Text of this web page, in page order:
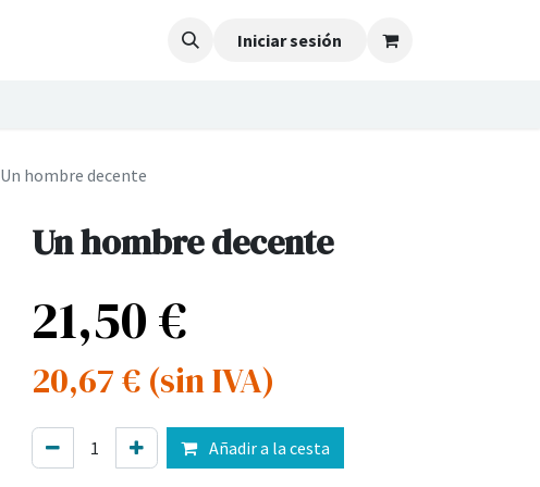
Iniciar sesión
Un hombre decente
Un hombre decente
21,50€
20,67€ (sin IVA)
Añadir a la cesta